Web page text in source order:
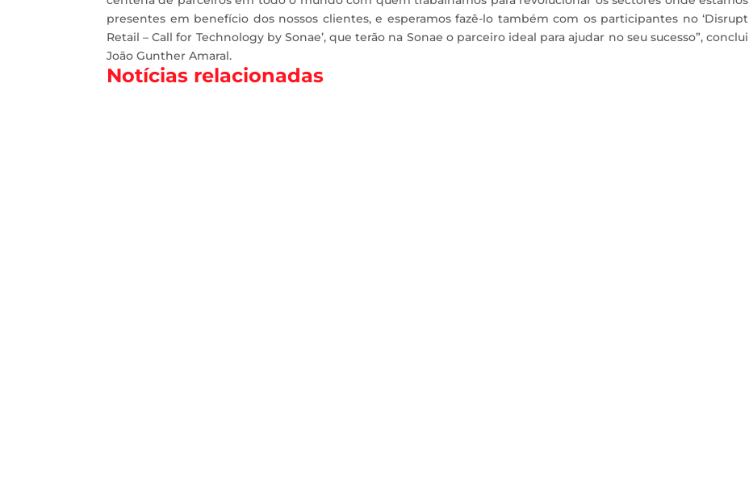
presentes em benefício dos nossos clientes, e esperamos fazê-lo também com os participantes no ‘Disrupt
Retail – Call for Technology by Sonae’, que terão na Sonae o parceiro ideal para ajudar no seu sucesso”, conclui
João Gunther Amaral.
Notícias relacionadas